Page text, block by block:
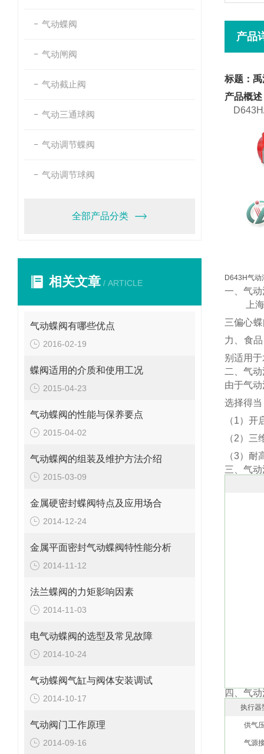
气动蝶阀
气动闸阀
气动截止阀
气动三通球阀
气动调节蝶阀
气动调节球阀
全部产品分类
相关文章 / ARTICLE
气动蝶阀有哪些优点
2016-02-19
蝶阀适用的介质和使用工况
2015-04-23
气动蝶阀的性能与保养要点
2015-04-02
气动蝶阀的组装及维护方法介绍
2015-03-09
金属硬密封蝶阀特点及应用场合
2014-12-24
金属平面密封气动蝶阀特性能分析
2014-11-12
法兰蝶阀的力矩影响因素
2014-11-03
电气动蝶阀的选型及常见故障
2014-10-24
气动蝶阀气缸与阀体安装调试
2014-10-17
气动阀门工作原理
2014-09-16
产品
标题：
产品概述
D643H气动
一、气
上海禹
三偏心
力、食
别适用
二、气
由于气
选择得
（1）
（2）
（3）
三、气
四、气
执行器
供气
气源